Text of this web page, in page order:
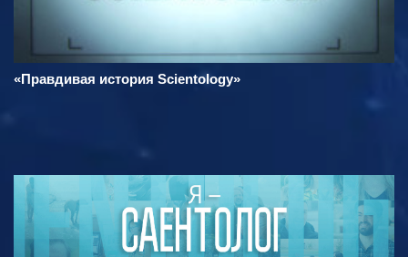
«Правдивая история Scientology»